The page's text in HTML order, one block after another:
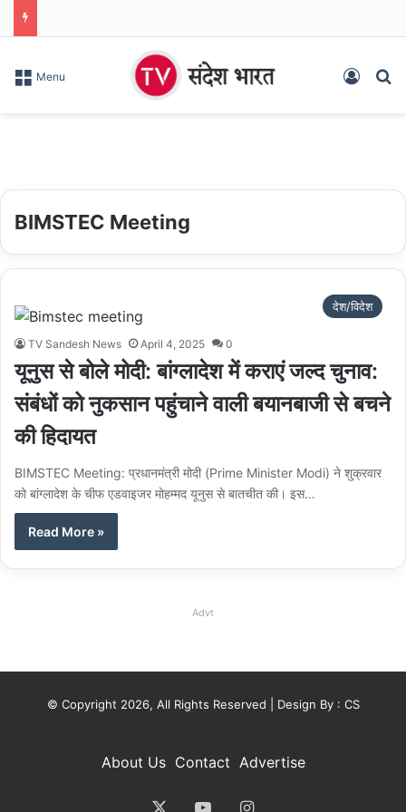
Menu Log In
BIMSTEC Meeting
देश/विदेश
TV Sandesh News April 4, 2025 0
यूनुस से बोले मोदी: बांग्लादेश में कराएं जल्द चुनाव:
संबंधों को नुकसान पहुंचाने वाली बयानबाजी से बचने
की हिदायत
BIMSTEC Meeting: प्रधानमंत्री मोदी (Prime Minister Modi) ने शुक्रवार
को बांग्लादेश के चीफ एडवाइजर मोहम्मद यूनुस से बातचीत की। इस…
Read More »
Advt
© Copyright 2026, All Rights Reserved | Design By : CS
About Us Contact Advertise
YouTubeInstagram